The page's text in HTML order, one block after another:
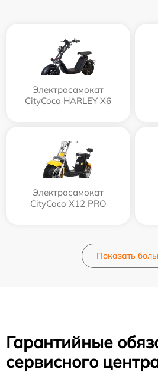
Электросамокат
CityCoco HARLEY X6
Электросамокат
CityCoco X12 PRO
Показать
Гарантийные
сервисного